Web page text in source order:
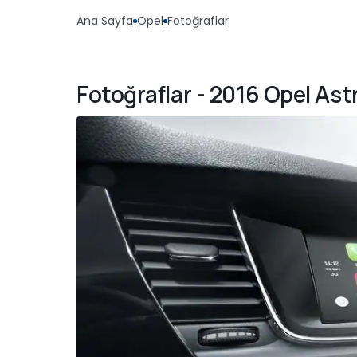
Ana Sayfa Opel Fotoğraflar
Fotoğraflar - 2016 Opel